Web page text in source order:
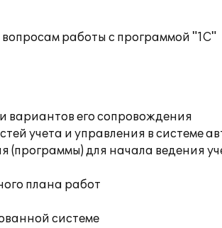
работы с программой "1С"
вариантов его сопровождения
учета и управления в системе
(программы) для начала ведения
плана работ
системе